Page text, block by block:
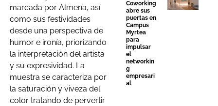
marcada por Almería, así
como sus festividades
desde una perspectiva de
humor e ironía, priorizando
la interpretación del artista
y su expresividad. La
muestra se caracteriza por
la saturación y viveza del
color tratando de pervertir
Coworking
abre sus
puertas en
Campus
Myrtea
para
impulsar
el
networkin
g
empresari
al